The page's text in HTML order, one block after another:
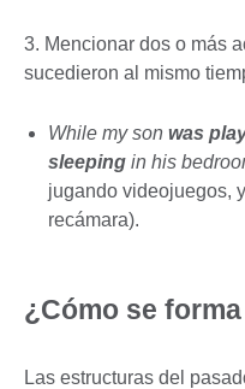
3. Mencionar dos o más
sucedieron al mismo
While my son was
sleeping in his
jugando videojuegos,
recámara).
¿Cómo se
Las estructuras del